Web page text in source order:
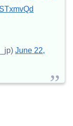
June 22,